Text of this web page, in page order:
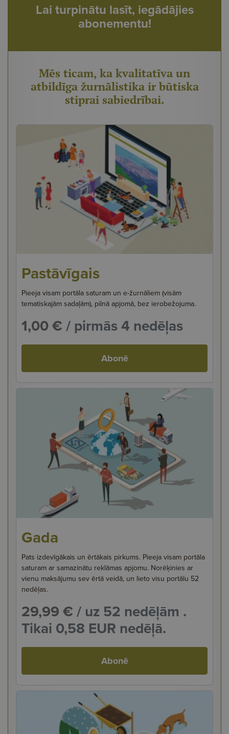
Lai turpinātu lasīt, iegādājies
abonementu!
Mēs ticam, ka kvalitatīva un
atbildīga žurnālistika ir būtiska
stiprai sabiedrībai.
Pastāvīgais
Pieeja visam portāla saturam un e-žurnāliem (visām
tematiskajām sadaļām), pilnā apjomā, bez ierobežojuma.
1,00 €/ pirmās 4 nedēļas
Abonē
Gada
Pats izdevīgākais un ērtākais pirkums. Pieeja visam portāla
saturam ar samazinātu reklāmas apjomu. Norēķinies ar
vienu maksājumu sev ērtā veidā, un lieto visu portālu 52
nedēļas.
29,99 €/ uz 52 nedēļām .
Tikai 0,58 EUR nedēļā.
Abonē